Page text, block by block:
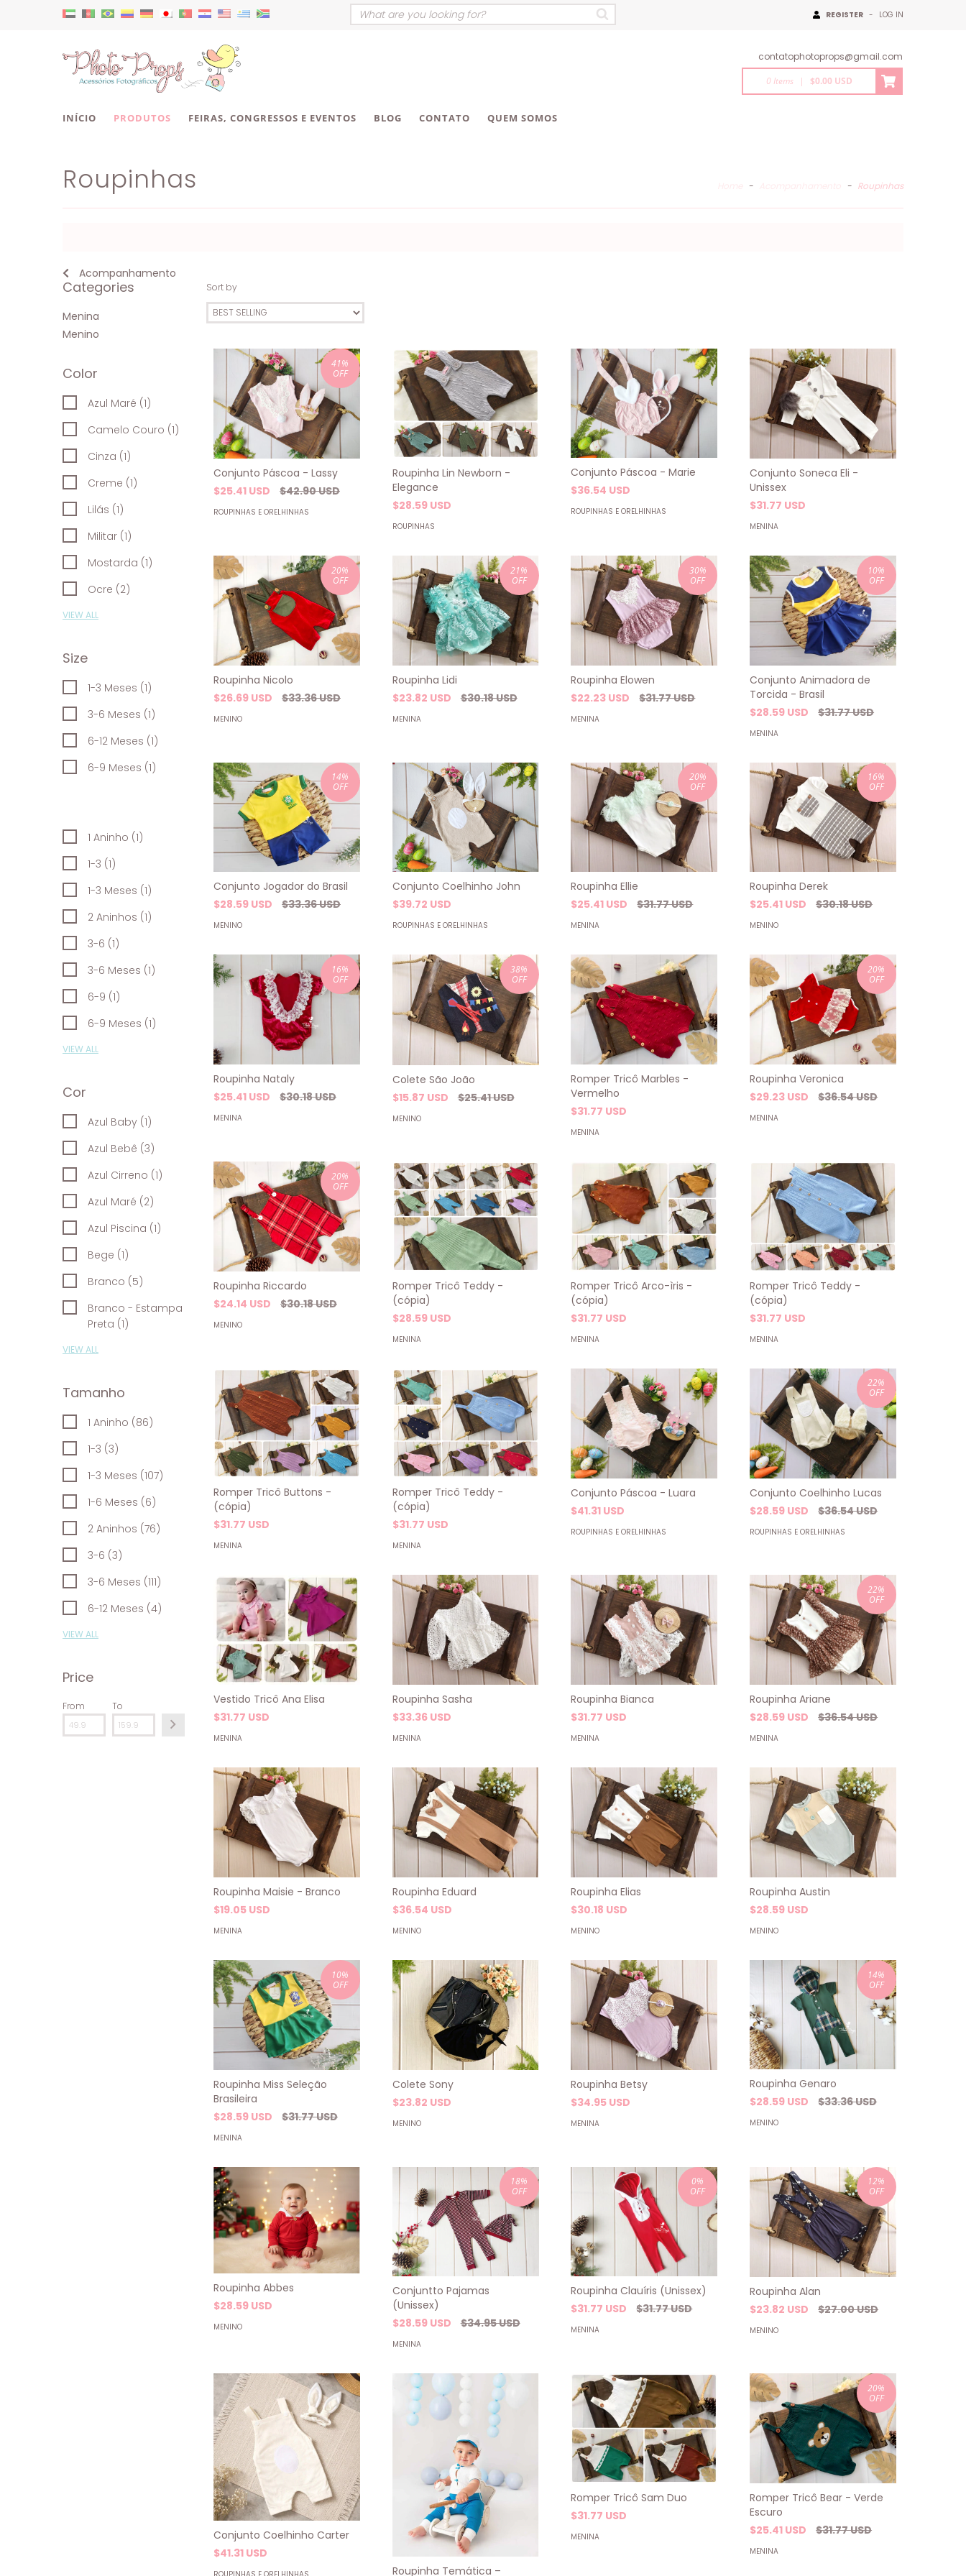
REGISTER - LOG IN
contatophotoprops@gmail.com
0 Items | $0.00 USD
INÍCIO PRODUTOS FEIRAS, CONGRESSOS E EVENTOS BLOG CONTATO QUEM SOMOS
Roupinhas - - Roupinhas
Acompanhamento
Categories
Menina
Menino
Color
Azul Maré (1)
Camelo Couro (1)
Cinza (1)
Creme (1)
Lilás (1)
Militar (1)
Mostarda (1)
Ocre (2)
VIEW ALL
Size
1-3 Meses (1)
3-6 Meses (1)
6-12 Meses (1)
6-9 Meses (1)
1 Aninho (1)
1-3 (1)
1-3 Meses (1)
2 Aninhos (1)
3-6 (1)
3-6 Meses (1)
6-9 (1)
6-9 Meses (1)
VIEW ALL
Cor
Azul Baby (1)
Azul Bebê (3)
Azul Cirreno (1)
Azul Maré (2)
Azul Piscina (1)
Bege (1)
Branco (5)
Branco - Estampa
Preta (1)
VIEW ALL
Tamanho
1 Aninho (86)
1-3 (3)
1-3 Meses (107)
1-6 Meses (6)
2 Aninhos (76)
3-6 (3)
3-6 Meses (111)
6-12 Meses (4)
VIEW ALL
Price
From To
Sort by
41%
OFF
Conjunto Páscoa - Lassy
$25.41 USD
$42.90 USD
ROUPINHAS E ORELHINHAS
Roupinha Lin Newborn -
Elegance
$28.59 USD
ROUPINHAS
Conjunto Páscoa - Marie
$36.54 USD
ROUPINHAS E ORELHINHAS
Conjunto Soneca Eli -
Unissex
$31.77 USD
MENINA
20%
OFF
Roupinha Nicolo
$26.69 USD
$33.36 USD
MENINO
21%
OFF
Roupinha Lidi
$23.82 USD
$30.18 USD
MENINA
30%
OFF
Roupinha Elowen
$22.23 USD
$31.77 USD
MENINA
10%
OFF
Conjunto Animadora de
Torcida - Brasil
$28.59 USD
$31.77 USD
MENINA
14%
OFF
Conjunto Jogador do Brasil
$28.59 USD
$33.36 USD
MENINO
Conjunto Coelhinho John
$39.72 USD
ROUPINHAS E ORELHINHAS
20%
OFF
Roupinha Ellie
$25.41 USD
$31.77 USD
MENINA
16%
OFF
Roupinha Derek
$25.41 USD
$30.18 USD
MENINO
16%
OFF
Roupinha Nataly
$25.41 USD
$30.18 USD
MENINA
38%
OFF
Colete São João
$15.87 USD
$25.41 USD
MENINO
Romper Tricô Marbles -
Vermelho
$31.77 USD
MENINA
20%
OFF
Roupinha Veronica
$29.23 USD
$36.54 USD
MENINA
20%
OFF
Roupinha Riccardo
$24.14 USD
$30.18 USD
MENINO
Romper Tricô Teddy -
(cópia)
$28.59 USD
MENINA
Romper Tricô Arco-ìris -
(cópia)
$31.77 USD
MENINA
Romper Tricô Teddy -
(cópia)
$31.77 USD
MENINA
Romper Tricô Buttons -
(cópia)
$31.77 USD
MENINA
Romper Tricô Teddy -
(cópia)
$31.77 USD
MENINA
Conjunto Páscoa - Luara
$41.31 USD
ROUPINHAS E ORELHINHAS
22%
OFF
Conjunto Coelhinho Lucas
$28.59 USD
$36.54 USD
ROUPINHAS E ORELHINHAS
Vestido Tricô Ana Elisa
$31.77 USD
MENINA
Roupinha Sasha
$33.36 USD
MENINA
Roupinha Bianca
$31.77 USD
MENINA
22%
OFF
Roupinha Ariane
$28.59 USD
$36.54 USD
MENINA
Roupinha Maisie - Branco
$19.05 USD
MENINA
Roupinha Eduard
$36.54 USD
MENINO
Roupinha Elias
$30.18 USD
MENINO
Roupinha Austin
$28.59 USD
MENINO
10%
OFF
Roupinha Miss Seleção
Brasileira
$28.59 USD
$31.77 USD
MENINA
Colete Sony
$23.82 USD
MENINO
Roupinha Betsy
$34.95 USD
MENINA
14%
OFF
Roupinha Genaro
$28.59 USD
$33.36 USD
MENINO
Roupinha Abbes
$28.59 USD
MENINO
18%
OFF
Conjuntto Pajamas
(Unissex)
$28.59 USD
$34.95 USD
MENINA
0%
OFF
Roupinha Clauíris (Unissex)
$31.77 USD
$31.77 USD
MENINA
12%
OFF
Roupinha Alan
$23.82 USD
$27.00 USD
MENINO
Conjunto Coelhinho Carter
$41.31 USD
Roupinha Temática –
Romper Tricô Sam Duo
$31.77 USD
MENINA
20%
OFF
Romper Tricô Bear - Verde
Escuro
$25.41 USD
$31.77 USD
MENINA